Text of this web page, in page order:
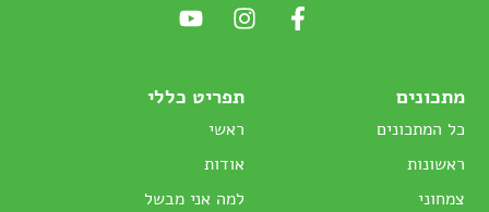
מתכונים
כל המתכונים
ראשונות
צמחוני
תפריט כללי
ראשי
אודות
למה אני מבשל